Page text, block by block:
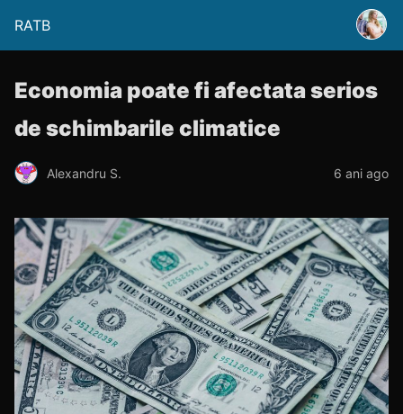
RATB
Economia poate fi afectata serios
de schimbarile climatice
Alexandru S. 6 ani ago